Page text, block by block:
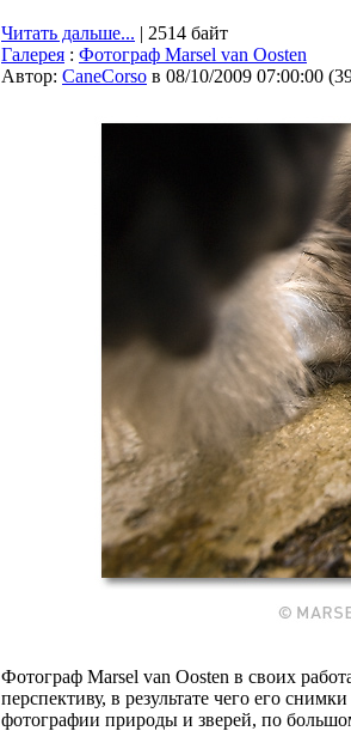
Читать дальше... | 2514 байт
Галерея : Фотограф Marsel van Oosten
Автор: CaneCorso в 08/10/2009 07:00:00 (
Фотограф Marsel van Oosten в своих
перспективу, в результате чего его
фотографии природы и зверей, по